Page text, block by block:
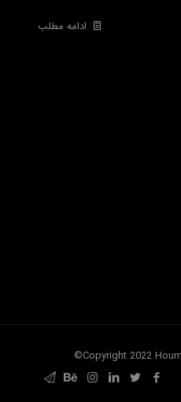
ادامه مطلب